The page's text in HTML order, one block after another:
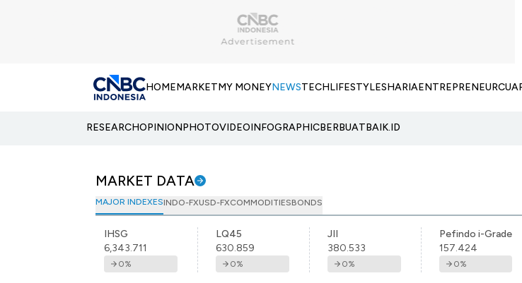
HOMEMARKETMY MONEYNEWSTECHLIFESTYLESHARIAENTREPRENEUR
RESEARCHOPINIONPHOTOVIDEOINFOGRAPHICBERBUATBAIK.ID
MARKET DATA
MAJOR INDEXESINDO-FXUSD-FXCOMMODITIESBONDS
IHSG
6,343.711
0%
LQ45
630.859
0%
JII
380.533
0%
Pefindo i-Grade
157.424
0%